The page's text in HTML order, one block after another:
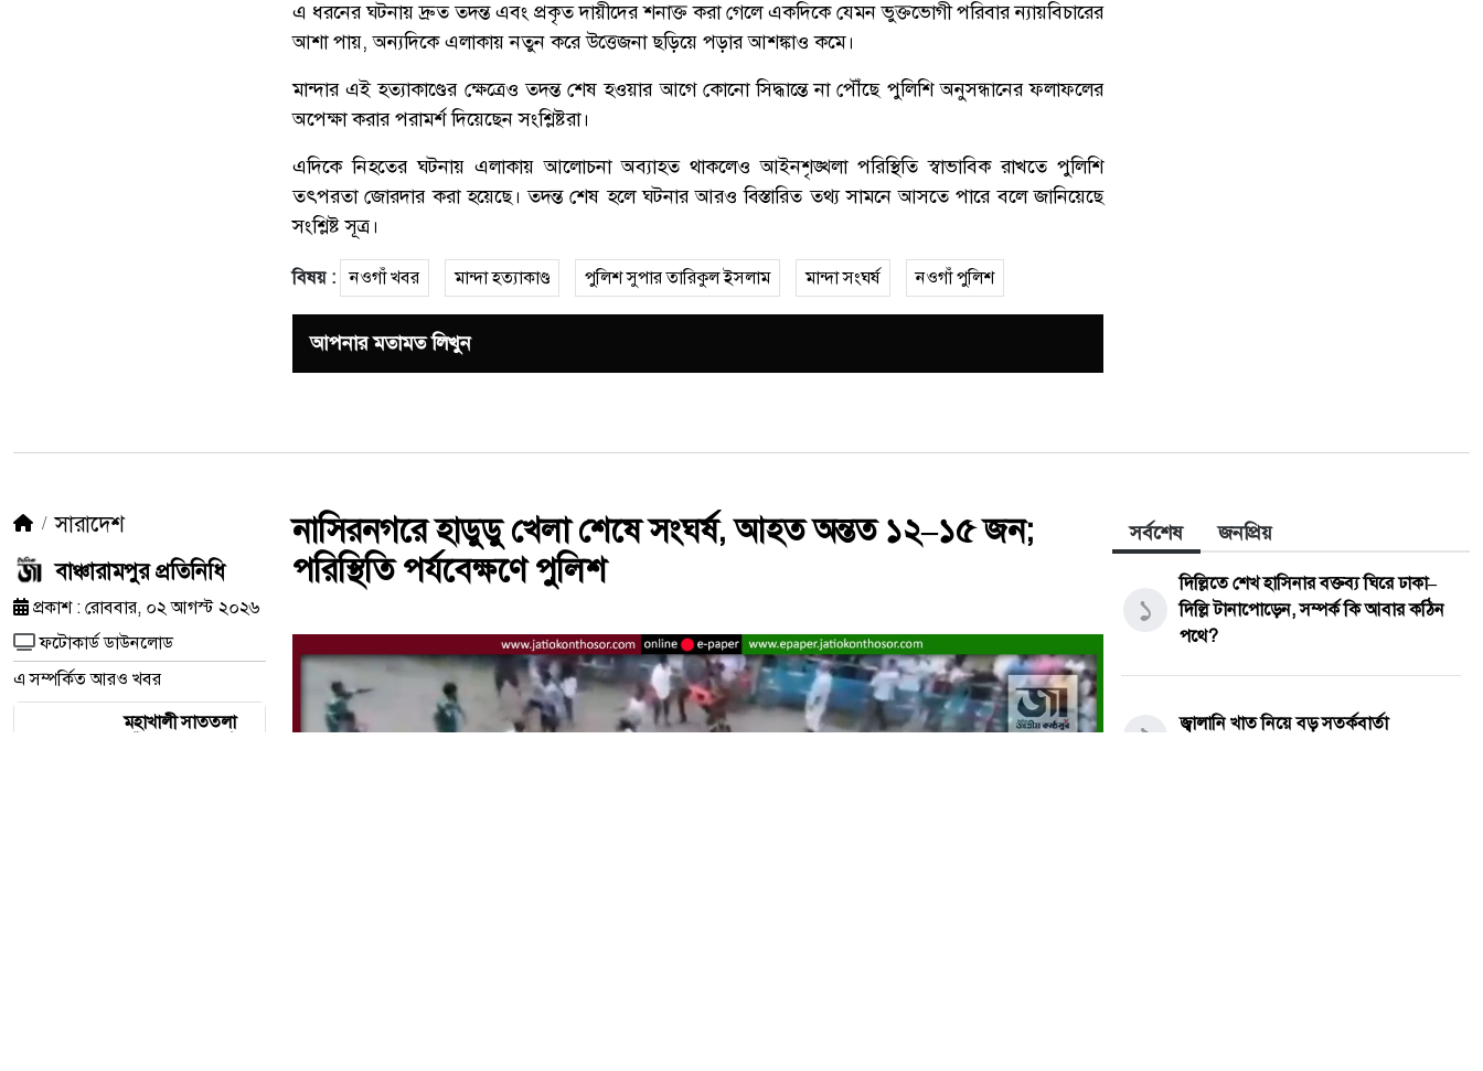
এ ধরনের ঘটনায় দ্রুত তদন্ত এবং প্রকৃত দায়ীদের শনাক্ত করা গেলে একদিকে যেমন ভুক্তভোগী পরিবার ন্যায়বিচারের
আশা পায়, অন্যদিকে এলাকায় নতুন করে উত্তেজনা ছড়িয়ে পড়ার আশঙ্কাও কমে।
মান্দার এই হত্যাকাণ্ডের ক্ষেত্রেও তদন্ত শেষ হওয়ার আগে কোনো সিদ্ধান্তে না পৌঁছে পুলিশি অনুসন্ধানের ফলাফলের
অপেক্ষা করার পরামর্শ দিয়েছেন সংশ্লিষ্টরা।
এদিকে নিহতের ঘটনায় এলাকায় আলোচনা অব্যাহত থাকলেও আইনশৃঙ্খলা পরিস্থিতি স্বাভাবিক রাখতে পুলিশি
তৎপরতা জোরদার করা হয়েছে। তদন্ত শেষ হলে ঘটনার আরও বিস্তারিত তথ্য সামনে আসতে পারে বলে জানিয়েছে
সংশ্লিষ্ট সূত্র।
বিষয় : নওগাঁ খবর মান্দা হত্যাকাণ্ড পুলিশ সুপার তারিকুল ইসলাম মান্দা সংঘর্ষ নওগাঁ পুলিশ
আপনার মতামত লিখুন
সারাদেশ
বাঞ্চারামপুর প্রতিনিধি
প্রকাশ : রোববার, ০২ আগস্ট ২০২৬
ফটোকার্ড ডাউনলোড
এ সম্পর্কিত আরও খবর
মহাখালী সাততলা
নাসিরনগরে হাডুডু খেলা শেষে সংঘর্ষ, আহত অন্তত ১২–১৫ জন;
পরিস্থিতি পর্যবেক্ষণে পুলিশ
সর্বশেষ জনপ্রিয়
১
দিল্লিতে শেখ হাসিনার বক্তব্য ঘিরে ঢাকা–
দিল্লি টানাপোড়েন, সম্পর্ক কি আবার কঠিন
পথে?
২
জ্বালানি খাত নিয়ে বড় সতর্কবার্তা